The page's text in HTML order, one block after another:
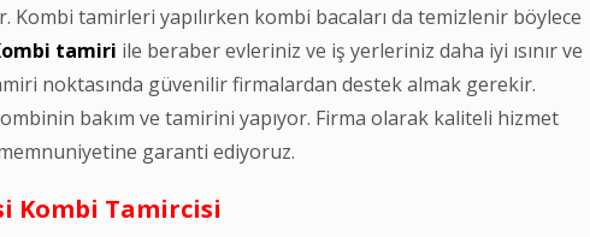
Kombi tamirleri yapılırken kombi bacaları da temizlenir böylece
tamiri ile beraber evleriniz ve iş yerleriniz daha iyi ısınır ve
noktasında güvenilir firmalardan destek almak gerekir.
bakım ve tamirini yapıyor. Firma olarak kaliteli hizmet
garanti ediyoruz.
Kombi Tamircisi